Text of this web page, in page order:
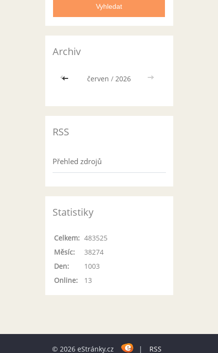
Archiv
<< červen / 2026 >>
RSS
Přehled zdrojů
Statistiky
Online: 13
Celkem: 483525
Měsíc:
38274
Den:
1003
© 2026 eStránky.cz | RSS